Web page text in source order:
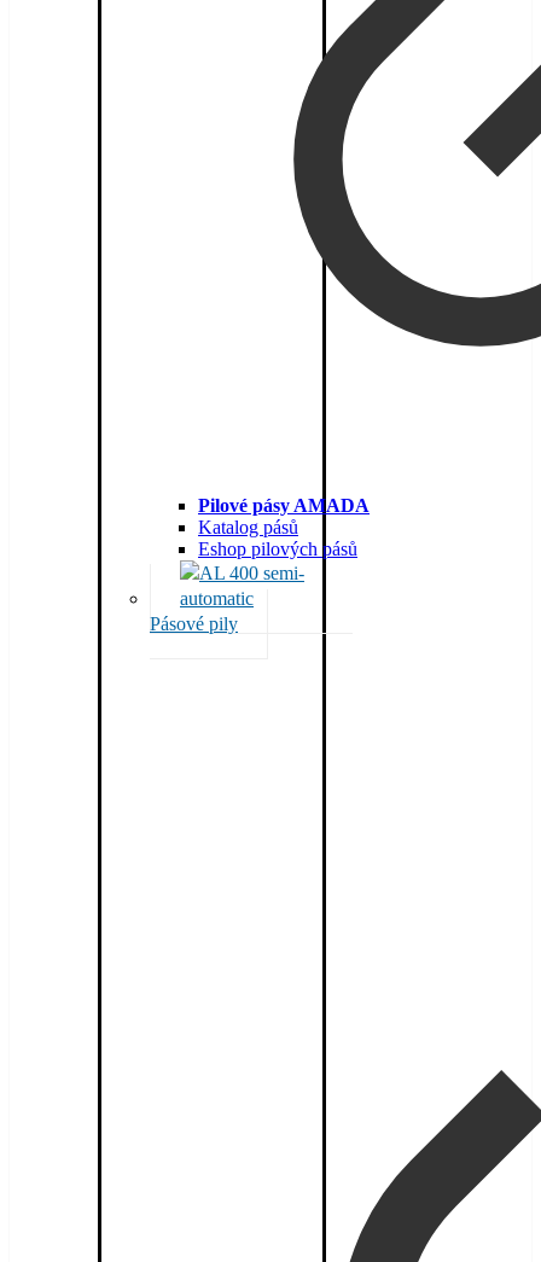
Pilové pásy AMADA
Katalog pásů
Eshop pilových pásů
Pásové pily